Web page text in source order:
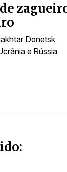
Donetsk
e Rússia